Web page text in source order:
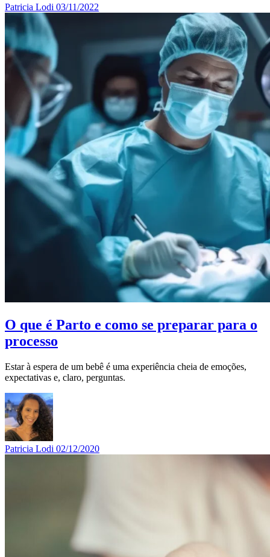
Patricia Lodi 03/11/2022
O que é Parto e como se preparar para o
processo
Estar à espera de um bebê é uma experiência cheia de emoções,
expectativas e, claro, perguntas.
Patricia Lodi 02/12/2020